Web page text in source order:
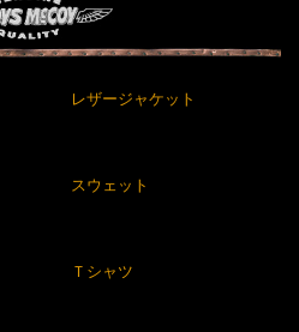
レザージャケット
スウェット
Ｔシャツ